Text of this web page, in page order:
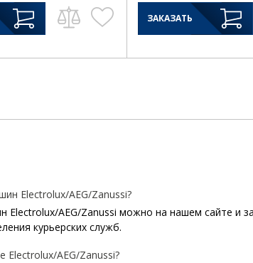
ЗАКАЗАТЬ
Electrolux/AEG/Zanussi?
AEG/Zanussi можно на нашем сайте и
курьерских служб.
AEG/Zanussi?